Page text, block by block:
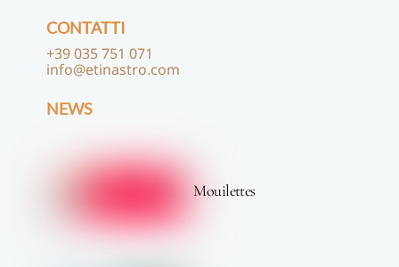
CONTATTI
+39 035 751 071
info@etinastro.com
NEWS
Mouilettes